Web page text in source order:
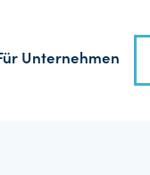
Unternehmen